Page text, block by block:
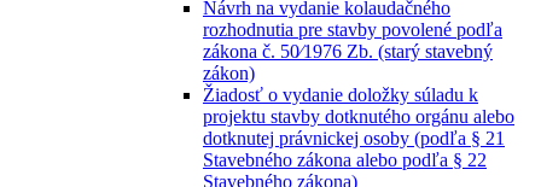
Návrh na vydanie kolaudačného
rozhodnutia pre stavby povolené podľa
zákona č. 50⁄1976 Zb. (starý stavebný
zákon)
Žiadosť o vydanie doložky súladu k
projektu stavby dotknutého orgánu alebo
dotknutej právnickej osoby (podľa § 21
Stavebného zákona alebo podľa § 22
Stavebného zákona)